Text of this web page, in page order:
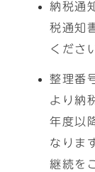
納税通
税通知
くださ
整理番
より納
年度以
なりま
継続を